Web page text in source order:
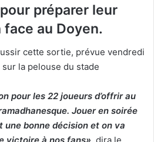
préparer leur
au Doyen.
cette sortie, prévue vendredi
la pelouse du stade
pour les 22 joueurs d’offrir au
Jouer en soirée
une bonne décision et on va